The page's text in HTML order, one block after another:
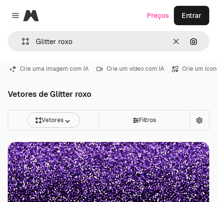
Close menu
Magnific
Limpar
Preços Entrar
Crie uma imagem com IA Crie um vídeo com IA Crie um
Vetores de Glitter roxo
Vetores Filtros